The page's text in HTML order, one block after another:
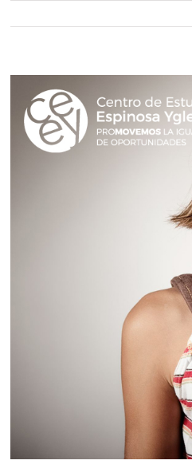
Imagen
Mas
Grande